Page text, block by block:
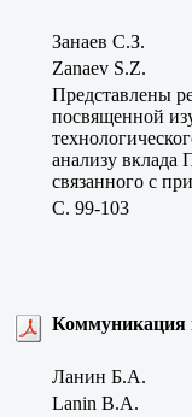
Занаев С.З.
Zanaev S.Z.
Представлены
посвященной
анализу вклада
связанного с
C. 99-103
Коммуникация
Ланин Б.А.
Lanin B.A.